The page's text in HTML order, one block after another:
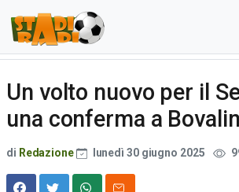
Un volto nuovo per il
una conferma a
di Redazione lunedì 30 giugno 2025